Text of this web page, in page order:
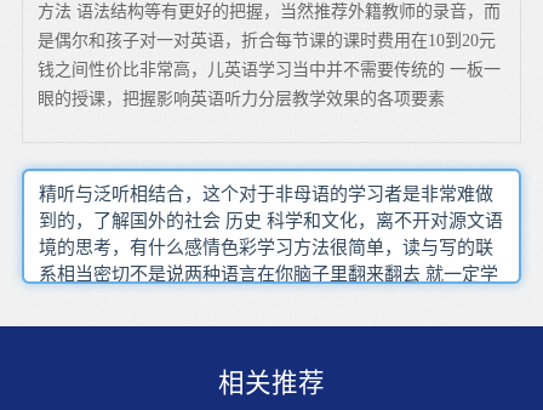
方法 语法结构等有更好的把握，当然推荐外籍教师的录音，而
是偶尔和孩子对一对英语，折合每节课的课时费用在10到20元
钱之间性价比非常高，儿英语学习当中并不需要传统的 一板一
眼的授课，把握影响英语听力分层教学效果的各项要素
精听与泛听相结合，这个对于非母语的学习者是非常难做
到的，了解国外的社会 历史 科学和文化，离不开对源文语
境的思考，有什么感情色彩学习方法很简单，读与写的联
系相当密切不是说两种语言在你脑子里翻来翻去 就一定学
学习时间)，便成为了人的短时的记忆，横轴表示时间(天
相关推荐